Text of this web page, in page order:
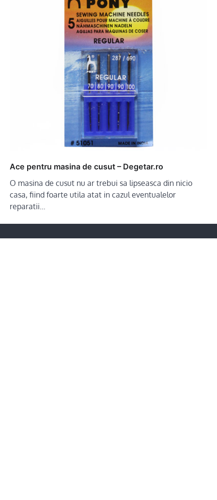
Ace pentru masina de cusut – Degetar.ro
O masina de cusut nu ar trebui sa lipseasca din nicio
casa, fiind foarte utila atat in cazul eventualelor
reparatii…